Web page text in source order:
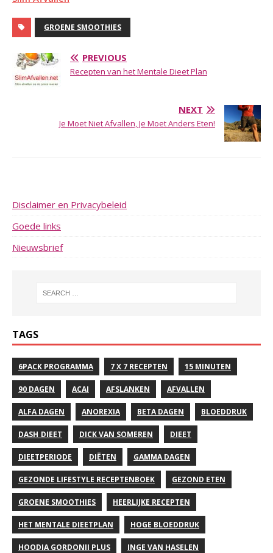
GROENE SMOOTHIES
PREVIOUS
Recepten van het Mentale Dieet Plan
NEXT
Je Moet Niet Afvallen, Je Moet Anders Eten!
Disclaimer en Privacybeleid
Goede links
Nieuwsbrief
TAGS
6PACK PROGRAMMA 7 X 7 RECEPTEN 15 MINUTEN
90 DAGEN ACAI AFSLANKEN AFVALLEN
ALFA DAGEN ANOREXIA BETA DAGEN BLOEDDRUK
DASH DIEET DICK VAN SOMEREN DIEET
DIEETPERIODE DIËTEN GAMMA DAGEN
GEZONDE LIFESTYLE RECEPTENBOEK GEZOND ETEN
GROENE SMOOTHIES HEERLIJKE RECEPTEN
HET MENTALE DIEETPLAN HOGE BLOEDDRUK
HOODIA GORDONII PLUS INGE VAN HASELEN